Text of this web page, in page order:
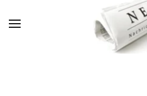
Zum Hauptinhalt springen